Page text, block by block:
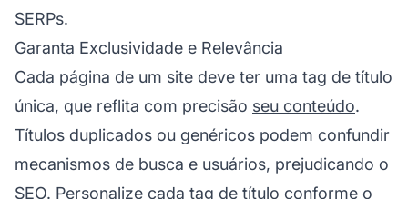
SERPs.
Garanta Exclusividade e Relevância
Cada página de um site deve ter uma tag de título
única, que reflita com precisão seu conteúdo.
Títulos duplicados ou genéricos podem confundir
mecanismos de busca e usuários, prejudicando o
SEO. Personalize cada tag de título conforme o